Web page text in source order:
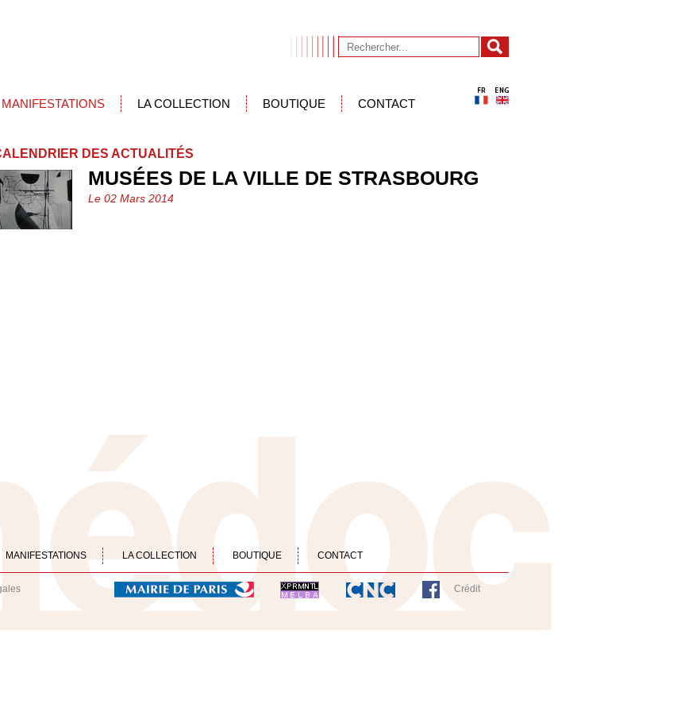
MANIFESTATIONS LA COLLECTION BOUTIQUE CONTACT
DES ACTUALITÉS
MUSÉES DE LA VILLE DE STRASBOURG
Le 02 Mars 2014
MANIFESTATIONS LA COLLECTION BOUTIQUE CONTACT
Crédit